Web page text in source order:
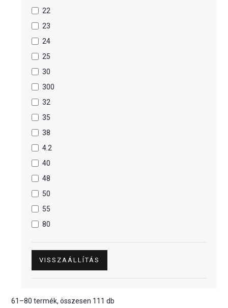
22
23
24
25
30
300
32
35
38
4.2
40
48
50
55
80
VISSZAÁLLÍTÁS
61–80 termék, összesen 111 db